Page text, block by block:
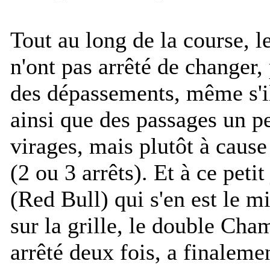
Tout au long de la course,
n'ont pas arrêté de
des dépassements, même
ainsi que des passages un
virages, mais plutôt à
(2 ou 3 arrêts). Et à ce
(Red Bull) qui s'en est le
sur la grille, le double
arrêté deux fois, a